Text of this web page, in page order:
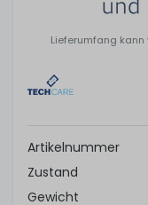
Lieferumfang kann
Artikelnummer
Zustand
Gewicht